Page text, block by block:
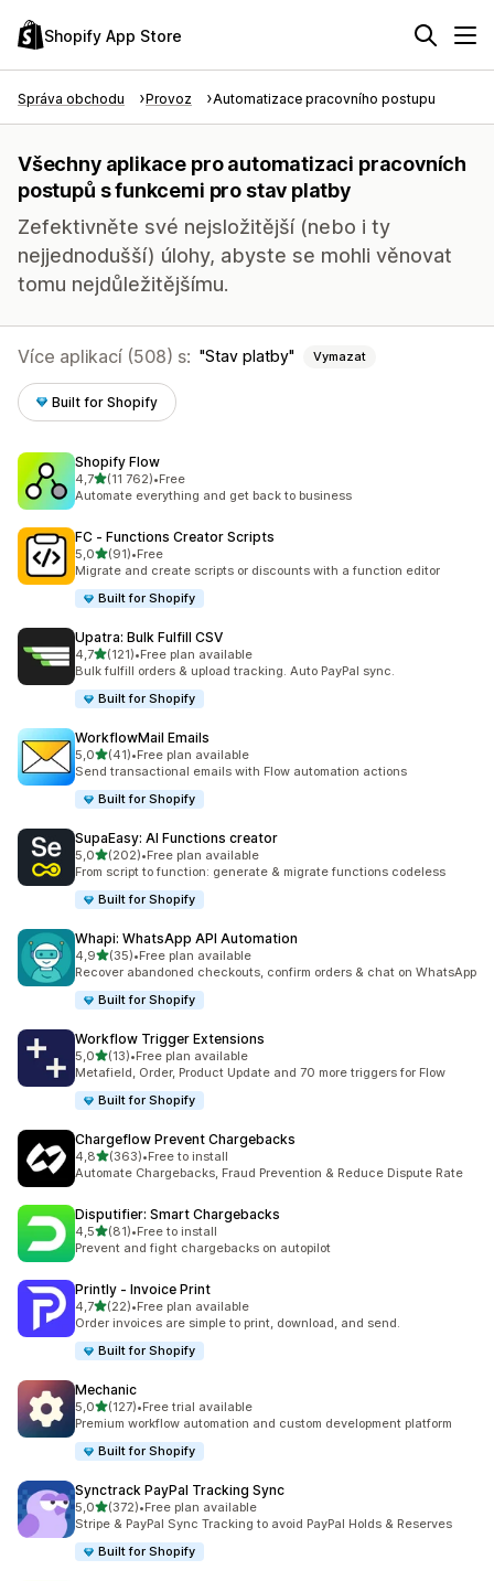
Shopify App Store
Správa obchodu Provoz Automatizace pracovního postupu
Všechny aplikace pro automatizaci pracovních
postupů s funkcemi pro stav platby
Zefektivněte své nejsložitější (nebo i ty
nejjednodušší) úlohy, abyste se mohli věnovat
tomu nejdůležitějšímu.
Více aplikací (508) s: Stav platby Vymazat
Built for Shopify
Shopify Flow
4,7z 5 hvězd
(11 762)
Celkový počet recenzí: 11762
•Free
Automate everything and get back to business
FC ‑ Functions Creator Scripts
5,0z 5 hvězd
(91)
Celkový počet recenzí: 91
•Free
Migrate and create scripts or discounts with a function editor
Built for Shopify
Upatra: Bulk Fulfill CSV
4,7z 5 hvězd
(121)
Celkový počet recenzí: 121
•Free plan available
Bulk fulfill orders & upload tracking. Auto PayPal sync.
Built for Shopify
WorkflowMail Emails
5,0z 5 hvězd
(41)
Celkový počet recenzí: 41
•Free plan available
Send transactional emails with Flow automation actions
Built for Shopify
SupaEasy: AI Functions creator
5,0z 5 hvězd
(202)
Celkový počet recenzí: 202
•Free plan available
From script to function: generate & migrate functions codeless
Built for Shopify
Whapi: WhatsApp API Automation
4,9z 5 hvězd
(35)
Celkový počet recenzí: 35
•Free plan available
Recover abandoned checkouts, confirm orders & chat on WhatsApp
Built for Shopify
Workflow Trigger Extensions
5,0z 5 hvězd
(13)
Celkový počet recenzí: 13
•Free plan available
Metafield, Order, Product Update and 70 more triggers for Flow
Built for Shopify
Chargeflow Prevent Chargebacks
4,8z 5 hvězd
(363)
Celkový počet recenzí: 363
•Free to install
Automate Chargebacks, Fraud Prevention & Reduce Dispute Rate
Disputifier: Smart Chargebacks
4,5z 5 hvězd
(81)
Celkový počet recenzí: 81
•Free to install
Prevent and fight chargebacks on autopilot
Printly ‑ Invoice Print
4,7z 5 hvězd
(22)
Celkový počet recenzí: 22
•Free plan available
Order invoices are simple to print, download, and send.
Built for Shopify
Mechanic
5,0z 5 hvězd
(127)
Celkový počet recenzí: 127
•Free trial available
Premium workflow automation and custom development platform
Built for Shopify
Synctrack PayPal Tracking Sync
5,0z 5 hvězd
(372)
Celkový počet recenzí: 372
•Free plan available
Stripe & PayPal Sync Tracking to avoid PayPal Holds & Reserves
Built for Shopify